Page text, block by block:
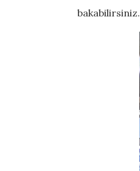
bakabilirsiniz.